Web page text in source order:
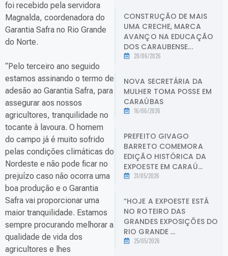
foi recebido pela servidora
Magnalda, coordenadora do
Garantia Safra no Rio Grande
do Norte.
“Pelo terceiro ano seguido
estamos assinando o termo de
adesão ao Garantia Safra, para
assegurar aos nossos
agricultores, tranquilidade no
tocante à lavoura. O homem
do campo já é muito sofrido
pelas condições climáticas do
Nordeste e não pode ficar no
prejuízo caso não ocorra uma
boa produção e o Garantia
Safra vai proporcionar uma
maior tranquilidade. Estamos
sempre procurando melhorar a
qualidade de vida dos
agricultores e lhes
CONSTRUÇÃO DE MAIS
UMA CRECHE, MARCA
AVANÇO NA EDUCAÇÃO
DOS CARAUBENSE...
20/06/2026
NOVA SECRETÁRIA DA
MULHER TOMA POSSE EM
CARAÚBAS
16/06/2026
PREFEITO GIVAGO
BARRETO COMEMORA
EDIÇÃO HISTÓRICA DA
EXPOESTE EM CARAÚ...
31/05/2026
“HOJE A EXPOESTE ESTÁ
NO ROTEIRO DAS
GRANDES EXPOSIÇÕES DO
RIO GRANDE ...
25/05/2026